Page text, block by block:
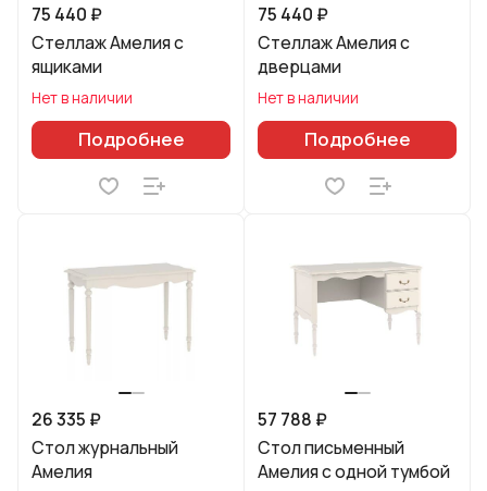
75 440 ₽
Стеллаж Амелия с
ящиками
Нет в наличии
Подробнее
75 440 ₽
Стеллаж Амелия с
дверцами
Нет в наличии
Подробнее
26 335 ₽
Стол журнальный
Амелия
57 788 ₽
Стол письменный
Амелия с одной тумбой